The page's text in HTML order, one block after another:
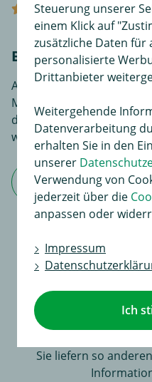
Bewerten Sie
An dieser Stelle haben Sie
Meinungen und
dokumentieren. Sie
wertvolle Informationen
Jetzt
Für dieses
An dieser Stelle
Meinungen und
Sie liefern so
Steuerung unserer
einem Klick auf
zusätzliche Daten für
personalisierte
Drittanbieter
Weitergehende
Datenverarbeitung
erhalten Sie in den
unserer
Verwendung von
jederzeit über die
anpassen oder
Impressum
Ich